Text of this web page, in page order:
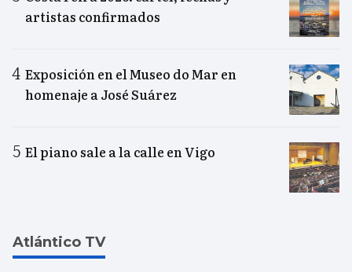
artistas confirmados
Exposición en el Museo do Mar en
homenaje a José Suárez
El piano sale a la calle en Vigo
Atlántico TV